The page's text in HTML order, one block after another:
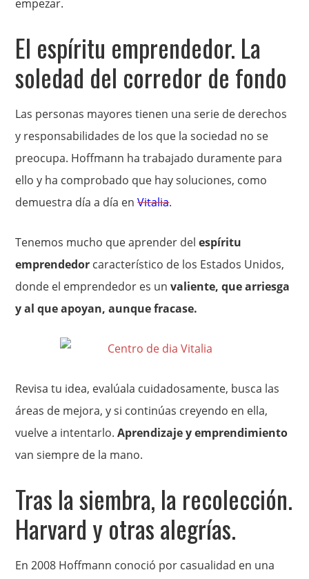
empezar.
El espíritu emprendedor. La
soledad del corredor de fondo
Las personas mayores tienen una serie de derechos
y responsabilidades de los que la sociedad no se
preocupa. Hoffmann ha trabajado duramente para
ello y ha comprobado que hay soluciones, como
demuestra día a día enVitalia.
Tenemos mucho que aprender delespíritu
emprendedor característico de los Estados Unidos,
donde el emprendedor es unvaliente, que arriesga
y al que apoyan, aunque fracase.
Revisa tu idea, evalúala cuidadosamente, busca las
áreas de mejora, y si continúas creyendo en ella,
vuelve a intentarlo.Aprendizaje y emprendimiento
van siempre de la mano.
Tras la siembra, la recolección.
Harvard y otras alegrías.
En 2008 Hoffmann conoció por casualidad en una